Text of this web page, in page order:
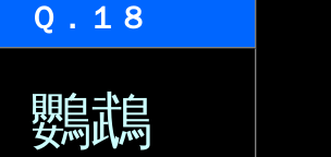
Ｑ．１８
鸚鵡